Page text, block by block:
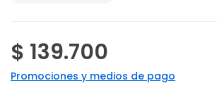
$ 139.700
Promociones y medios de pago